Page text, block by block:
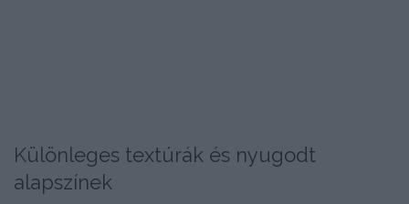
Különleges textúrák és nyugodt
alapszínek